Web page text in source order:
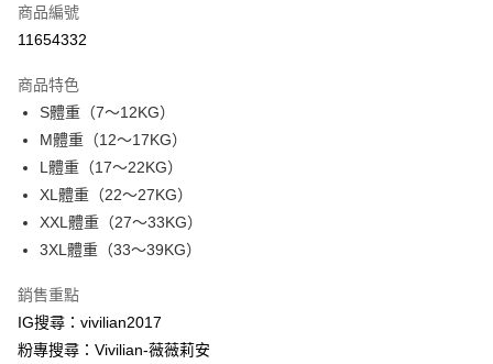
信用卡分期付款
合作金庫商業銀行
華南商業銀行
上海商業儲蓄銀行
國泰世華商業銀行
臺灣中小企業銀行
匯豐（台灣）商業銀行
聯邦商業銀行
元大商業銀行
台新國際商業銀行
台灣樂天信用卡公司
超商取貨付款
LINE Pay
Apple Pay
街口支付
Google Pay
大哥付你分期
商品編號
11654332
商品特色
S體重（7～12KG）
M體重（12～17KG）
L體重（17～22KG）
XL體重（22～27KG）
XXL體重（27～33KG）
3XL體重（33～39KG）
銷售重點
IG搜尋：vivilian2017
粉專搜尋：Vivilian-薇薇莉安